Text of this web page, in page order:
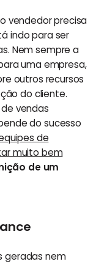
vendedor precisa
indo para ser
Nem sempre a
uma empresa,
outros recursos
do cliente.
vendas
do sucesso
de
muito bem
de um
geradas nem